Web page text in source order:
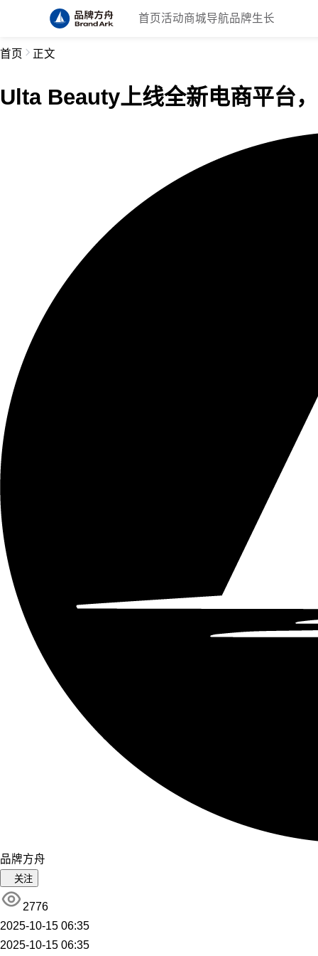
首页 活动商城导航品牌生长
首页 正文
Ulta Beauty上线全新电商平台
品牌方舟
关注
2776
2025-10-15 06:35
2025-10-15 06:35